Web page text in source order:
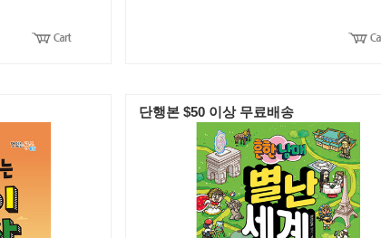
단행본 $50 이상 무료배송